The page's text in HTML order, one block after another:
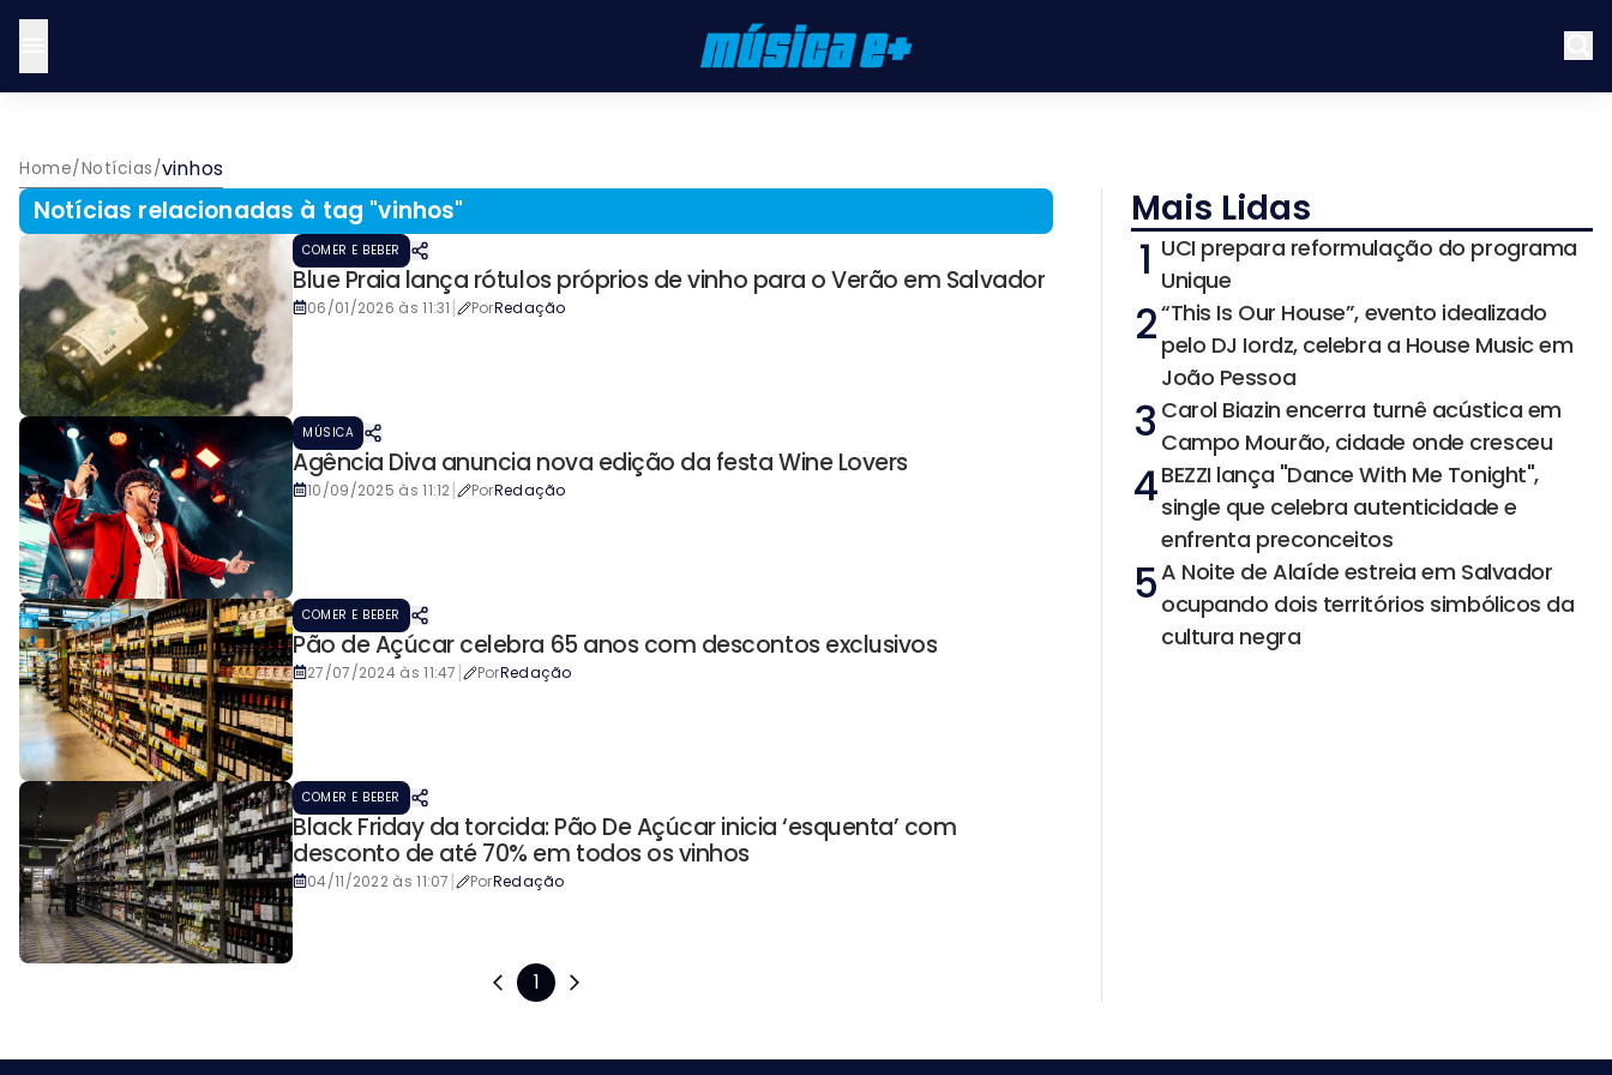
Home/Notícias/vinhos
Notícias relacionadas à tag "vinhos"
COMER E BEBER
Blue Praia lança rótulos próprios de vinho para o Verão em Salvador
06/01/2026 às 11:31 | PorRedação
MÚSICA
Agência Diva anuncia nova edição da festa Wine Lovers
10/09/2025 às 11:12| PorRedação
COMER E BEBER
Pão de Açúcar celebra 65 anos com descontos exclusivos
27/07/2024 às 11:47 | PorRedação
COMER E BEBER
Black Friday da torcida: Pão De Açúcar inicia ‘esquenta’ com
desconto de até 70% em todos os vinhos
04/11/2022 às 11:07 | PorRedação
1
Mais Lidas
1 UCI prepara reformulação do programa
Unique
2“This Is Our House”, evento idealizado
pelo DJ Iordz, celebra a House Music em
João Pessoa
3 Carol Biazin encerra turnê acústica em
Campo Mourão, cidade onde cresceu
4BEZZI lança "Dance With Me Tonight",
single que celebra autenticidade e
enfrenta preconceitos
5A Noite de Alaíde estreia em Salvador
ocupando dois territórios simbólicos da
cultura negra